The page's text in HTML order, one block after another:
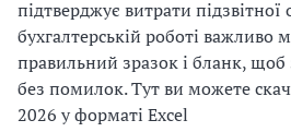
підтверджує витрати підзвітної
бухгалтерській роботі важливо
правильний зразок і бланк,
без помилок. Тут ви можете
2026 у форматі Excel